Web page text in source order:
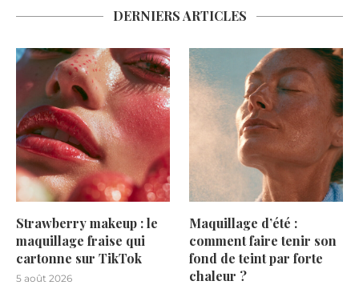
DERNIERS ARTICLES
Strawberry makeup : le
maquillage fraise qui
cartonne sur TikTok
5 août 2026
Maquillage d’été :
comment faire tenir son
fond de teint par forte
chaleur ?